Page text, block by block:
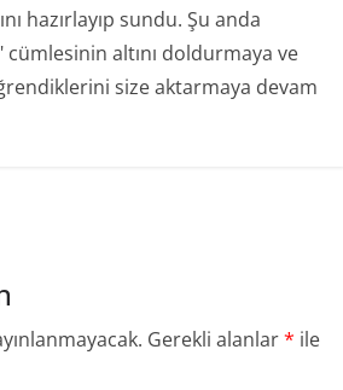
hazırlayıp sundu. Şu anda
cümlesinin altını doldurmaya ve
size aktarmaya devam
Gerekli alanlar* ile